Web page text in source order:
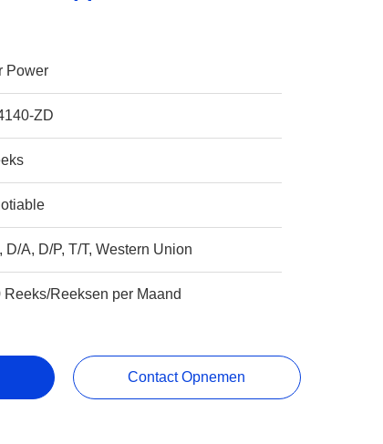
Power
ZD
D/A, D/P, T/T, Western Union
Reeks/Reeksen per Maand
Contact Opnemen